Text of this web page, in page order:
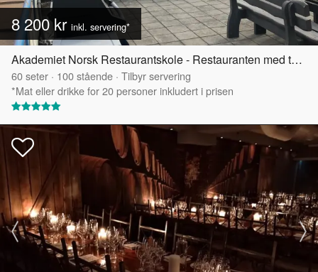
8 200 kr inkl. servering*
Akademiet Norsk Restaurantskole - Restauranten med takterrasse
60seter · 100stående · Tilbyr servering
*Mat eller drikke for 20 personer inkludert i prisen